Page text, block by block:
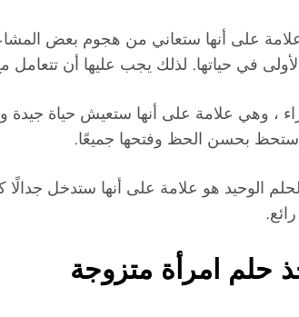
علامة على أنها ستعاني من هجوم بعض
الأولى في حياتها. لذلك يجب عليها أن
، وهي علامة على أنها ستعيش حياة جيدة
ستحظ بحسن الحظ وفتحها جميعًا.
الوحيد هو علامة على أنها ستدخل جدالًا
حلم امرأة متزوجة